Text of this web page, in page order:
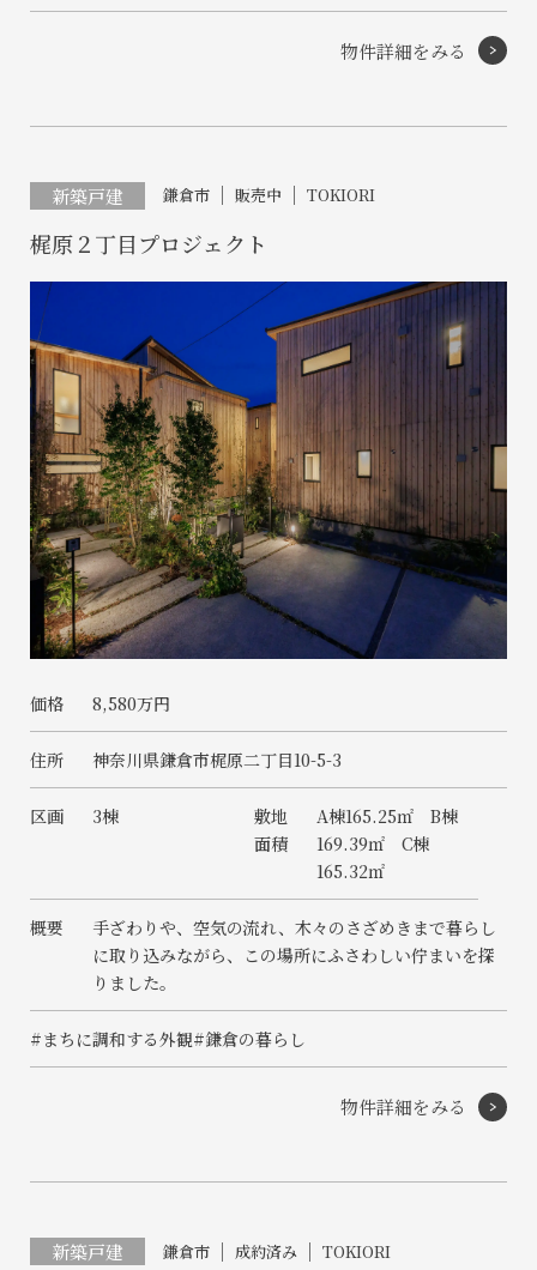
物件詳細をみる
新築戸建 鎌倉市 販売中 TOKIORI
梶原２丁目プロジェクト
価格 8,580万円
住所 神奈川県鎌倉市梶原二丁目10-5-3
区画 3棟
敷地
面積
A棟165.25㎡ B棟
169.39㎡ C棟
165.32㎡
概要
手ざわりや、空気の流れ、木々のさざめきまで暮らし
に取り込みながら、この場所にふさわしい佇まいを探
りました。
#まちに調和する外観#鎌倉の暮らし
物件詳細をみる
新築戸建 鎌倉市 成約済み TOKIORI